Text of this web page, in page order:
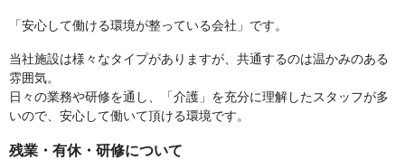
「安心して働ける環境が整っている会社」です。
当社施設は様々なタイプがありますが、共通するのは温かみのある
雰囲気。
日々の業務や研修を通し、「介護」を充分に理解したスタッフが多
いので、安心して働いて頂ける環境です。
残業・有休・研修について